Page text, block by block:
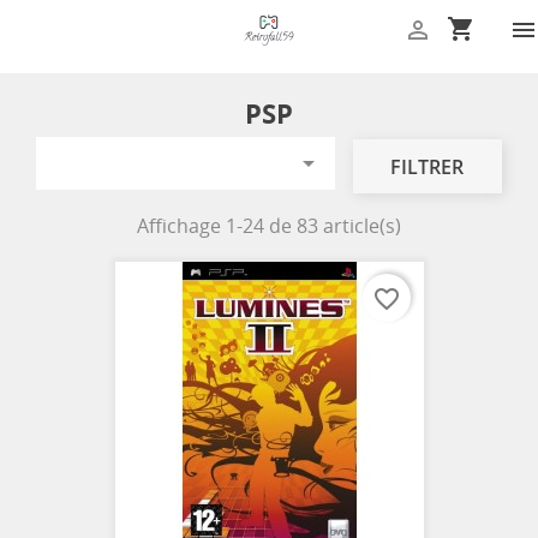

shopping_cart

PSP
 FILTRER
Affichage 1-24 de 83 article(s)
favorite_border